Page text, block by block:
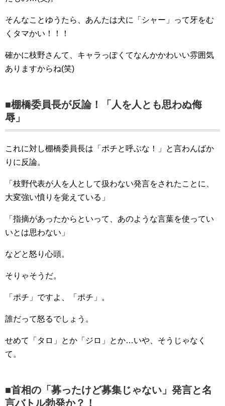
そんなことゆうたら、あんたは犬に「シャー」って牙をむ
くタマかい！！！
確かに枝野さんて、キャラっぽくてなんかかわいい雰囲気
ありますからね(笑)
■棚橋委員長が反論！「人を人とも思わぬ侮
辱」
これに対し棚橋委員長は「ポチと呼ぶな！」と言わんばか
りに反論。
「枝野代表が人を人として扱わない発言をされたことに、
大変強い憤りを覚えている」
「指摘があったからといって、あのような言葉を使ってい
いとは思わない」
などと怒り心頭。
そりゃそうだ。
「ポチ」ですよ、「ポチ」。
誰だって怒るでしょう。
せめて「タロ」とか「ジロ」とか…いや、そうじゃなく
て。
■首相の「募ったけど募集じゃない」発言と名
言バトル勃発か？！